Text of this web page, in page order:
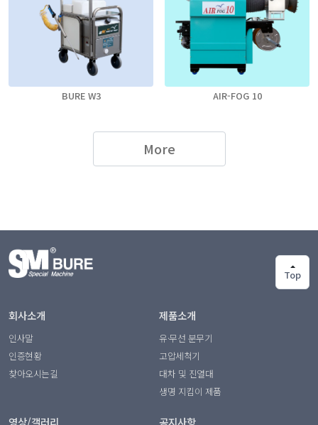
BURE W3 AIR-FOG 10
More
Top
회사소개
인사말
인증현황
찾아오시는길
제품소개
유·무선 분무기
고압세척기
대차 및 진열대
생명 지킴이 제품